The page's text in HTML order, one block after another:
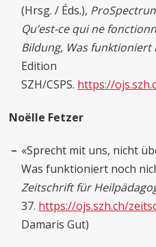
(Hrsg. / Éds.),
Qu’est-ce qui ne
Bildung, Was funktioniert
Edition
SZH/CSPS. https://
Noëlle Fetzer
«Sprecht mit uns, nicht
Was funktioniert noch
Zeitschrift für
37. https://ojs.szh.ch/
Damaris Gut)